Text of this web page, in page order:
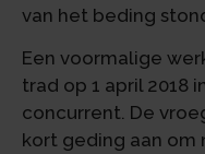
van het beding
Een voormalige
trad op 1 april 2018
concurrent. De
kort geding aan om